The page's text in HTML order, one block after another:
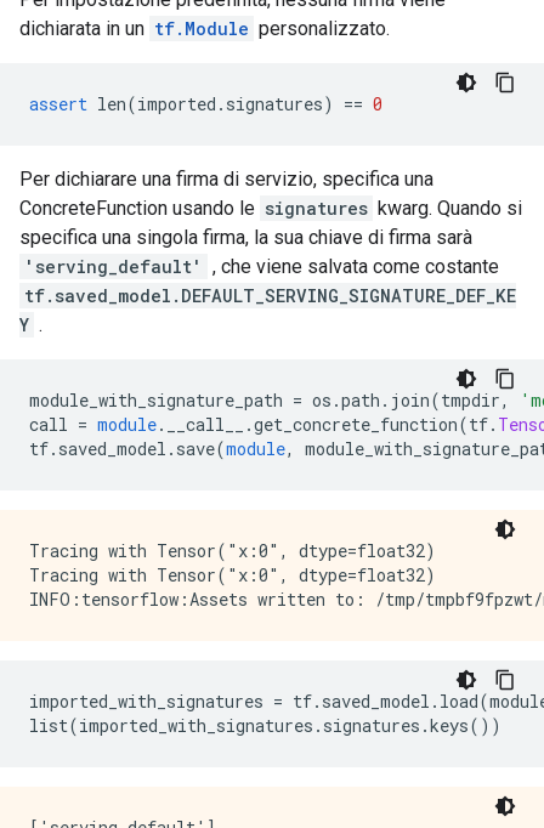
dichiarata in un tf.Module personalizzato.
assert len(imported . signatures) == 0
Per dichiarare una firma di servizio, specifica una
ConcreteFunction usando le signatures kwarg. Quando si
specifica una singola firma, la sua chiave di firma sarà
'serving_default'
, che viene salvata come costante
tf.saved_model.DEFAULT_SERVING_SIGNATURE_DEF_KE
Y .
module_with_signature_path = os .path . join(tmpdir,
call = module. __call__ .get_concrete_function(tf.
tf. saved_model . save(module,
Tracing with Tensor("x:0", dtype=float32)
Tracing with Tensor("x:0", dtype=float32)
imported_with_signatures = tf. saved_model . load(
list(imported_with_signatures . signatures .keys())